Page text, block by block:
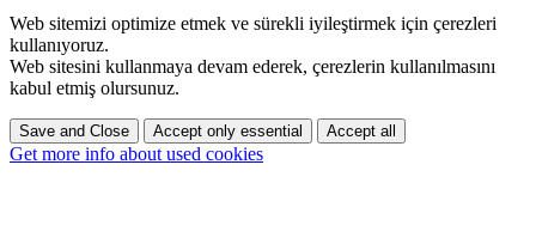
Web sitemizi optimize etmek ve sürekli iyileştirmek için çerezleri
kullanıyoruz.
Web sitesini kullanmaya devam ederek, çerezlerin kullanılmasını
kabul etmiş olursunuz.
Save and Close Accept only essential Accept all
Get more info about used cookies